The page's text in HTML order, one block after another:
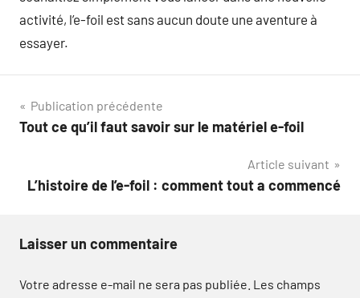
activité, l’e-foil est sans aucun doute une aventure à
essayer.
Navigation
de
Publication précédente
Tout ce qu’il faut savoir sur le matériel e-foil
Article suivant
L’histoire de l’e-foil : comment tout a commencé
Laisser un commentaire
Votre adresse e-mail ne sera pas publiée. Les champs